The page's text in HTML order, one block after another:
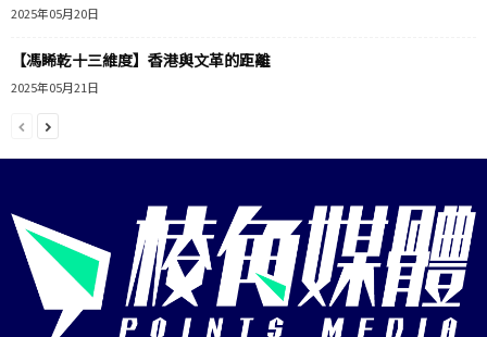
2025年05月20日
【馮睎乾十三維度】香港與文革的距離
2025年05月21日